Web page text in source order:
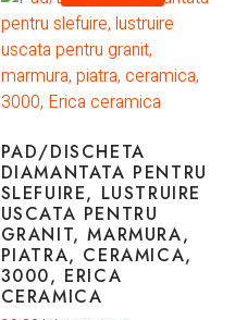
PAD/DISCHETA
DIAMANTATA PENTRU
SLEFUIRE, LUSTRUIRE
USCATA PENTRU
GRANIT, MARMURA,
PIATRA, CERAMICA,
3000, ERICA
CERAMICA